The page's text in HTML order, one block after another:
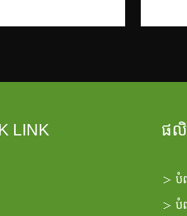
LINK ផ
＞បំ
＞ បំ